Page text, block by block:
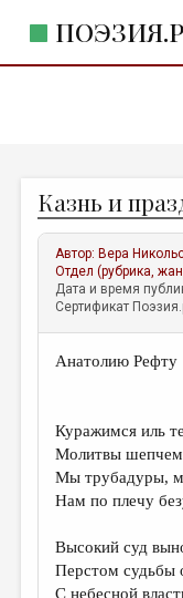
ЖАНРЫ
АВТОРЫ
КОММЕНТАРИИ
ЛИТСАЛОН
НОВОСТИ
ОТДЕЛЫ И РУБРИКИ
ИЗБРАННОЕ
ПРОИЗВЕДЕНИЯ
Казнь и
Автор: Вера
Отдел (рубрика,
Дата и время
Сертификат
Анатолию Рефту
Куражимся иль
Молитвы шепчем
Мы трубадуры,
Нам по плечу
Высокий суд
Перстом судьбы
С небесной